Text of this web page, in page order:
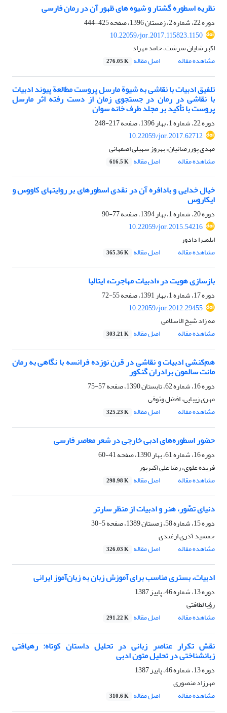
نظریه اسطوره گشتار و شیوه های ظهور آن در رمان فارسی
دوره 22، شماره 2، زمستان 1396، صفحه
425-444
10.22059/jor.2017.115823.1150
اکبر شایان سرشت، حامد مهراد
مشاهده مقاله
اصل مقاله 276.05 K
تلفیق ادبیات با نقاشی به شیوة مارسل پروست مطالعة پیوند ادبیات
با نقاشی در رمان در جستجوی زمان از دست رفته اثر مارسل
پروست با تأکید بر مجلد طرف خانه‌ سوان
دوره 22، شماره 1، بهار 1396، صفحه
217-248
10.22059/jor.2017.62712
مهدی پوررضائیان، بهروز سهیلی اصفهانی
مشاهده مقاله
اصل مقاله 616.5 K
خیال خدایی و بادافره‏ آن در نقدی اسطوره‏ای بر روایت‏های کاووس و
ایکاروس
دوره 20، شماره 1، بهار 1394، صفحه
77-90
10.22059/jor.2015.54216
ایلمیرا دادور
مشاهده مقاله
اصل مقاله 365.36 K
بازسازی هویت در «ادبیات مهاجرت» ایتالیا
دوره 17، شماره 1، بهار 1391، صفحه
55-72
10.22059/jor.2012.29455
مه زاد شیخ الاسلامی
مشاهده مقاله
اصل مقاله 303.21 K
هم‌کنشی ادبیات و نقاشی در قرن نوزده فرانسه با نگاهی به رمان
مانت سالمون برادران گنکور
دوره 16، شماره 62، تابستان 1390، صفحه
57-75
مهری زیبایی، افضل وثوقی
مشاهده مقاله
اصل مقاله 325.23 K
حضور اسطوره‌های ادبی خارجی در شعر معاصر فارسی
دوره 16، شماره 61، بهار 1390، صفحه
41-60
فریده علوی، رضا علی اکبرپور
مشاهده مقاله
اصل مقاله 298.98 K
دنیای تصّور، هنر و ادبیات از منظر سارتر
دوره 15، شماره 58، زمستان 1389، صفحه
5-30
جمشید آذری ازغندی
مشاهده مقاله
اصل مقاله 326.03 K
ادبیات، بستری مناسب برای آموزش زبان به زبان‌آموز ایرانی
دوره 13، شماره 46، پاییز 1387
رؤیا لطافتی
مشاهده مقاله
اصل مقاله 291.22 K
نقش تکرار عناصر زبانی در تحلیل داستان کوتاه: رهیافتی
زبانشناختی در تحلیل متون ادبی
دوره 13، شماره 46، پاییز 1387
مهرزاد منصوری
مشاهده مقاله
اصل مقاله 310.6 K